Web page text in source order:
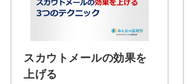
スカウトメールの効果を
上げる